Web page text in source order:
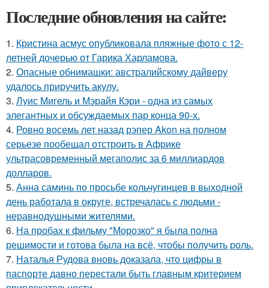
Последние обновления на сайте:
1. Кристина асмус опубликовала пляжные фото с 12-
летней дочерью от Гарика Харламова.
2. Опасные обнимашки: австралийскому дайверу
удалось приручить акулу.
3. Луис Мигель и Мэрайя Кэри - одна из самых
элегантных и обсуждаемых пар конца 90-х.
4. Ровно восемь лет назад рэпер Akon на полном
серьезе пообещал отстроить в Африке
ультрасовременный мегаполис за 6 миллиардов
долларов.
5. Анна саминь по просьбе кольчугинцев в выходной
день работала в округе, встречалась с людьми -
неравнодушными жителями.
6. На пробах к фильму "Морозко" я была полна
решимости и готова была на всё, чтобы получить роль.
7. Наталья Рудова вновь доказала, что цифры в
паспорте давно перестали быть главным критерием